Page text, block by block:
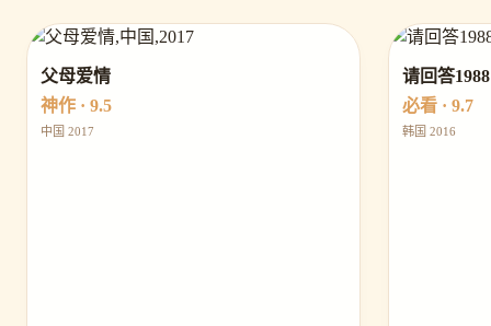
父母爱情
神作 · 9.5
中国 2017
请回答1988
必看 · 9.7
韩国 2016